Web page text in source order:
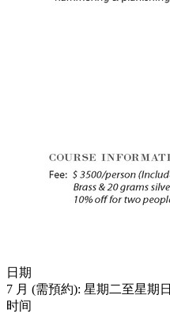
日期
7 月 (需預約): 星期二至星期日
时间